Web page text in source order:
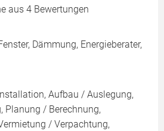
aus 4 Bewertungen
Dämmung, Energieberater,
Aufbau / Auslegung,
Planung / Berechnung,
/ Verpachtung,